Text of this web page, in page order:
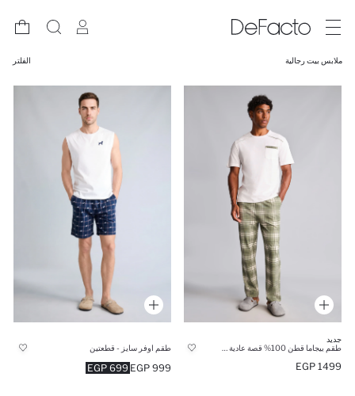
ملابس بيت رجالية الفلتر
جديد
1499 EGP
طقم اوفر سايز - قطعتين
699 EGP 999 EGP